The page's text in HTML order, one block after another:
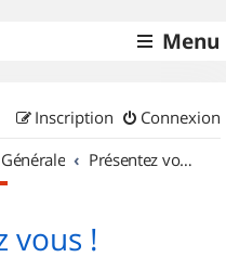
Menu
Connexion
Inscription
Générale Présentez vous !
vous !